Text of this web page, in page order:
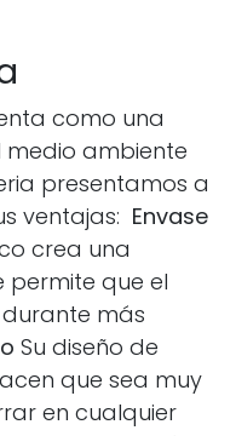
como una
ambiente
presentamos a
ventajas: Envase
crea una
que el
más
Su diseño de
que sea muy
en cualquier